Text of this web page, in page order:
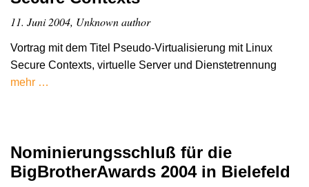
11. Juni 2004, Unknown author
Vortrag mit dem Titel Pseudo-Virtualisierung mit Linux
Secure Contexts, virtuelle Server und Dienstetrennung
mehr …
Nominierungsschluß für die
BigBrotherAwards 2004 in Bielefeld